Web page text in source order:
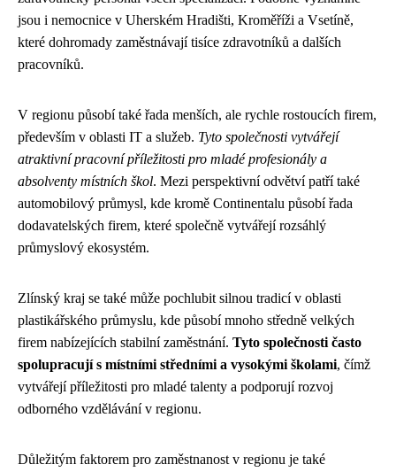
jsou i nemocnice v Uherském Hradišti, Kroměříži a Vsetíně,
které dohromady zaměstnávají tisíce zdravotníků a dalších
pracovníků.
V regionu působí také řada menších, ale rychle rostoucích firem,
především v oblasti IT a služeb. Tyto společnosti vytvářejí
atraktivní pracovní příležitosti pro mladé profesionály a
absolventy místních škol. Mezi perspektivní odvětví patří také
automobilový průmysl, kde kromě Continentalu působí řada
dodavatelských firem, které společně vytvářejí rozsáhlý
průmyslový ekosystém.
Zlínský kraj se také může pochlubit silnou tradicí v oblasti
plastikářského průmyslu, kde působí mnoho středně velkých
firem nabízejících stabilní zaměstnání. Tyto společnosti často
spolupracují s místními středními a vysokými školami, čímž
vytvářejí příležitosti pro mladé talenty a podporují rozvoj
odborného vzdělávání v regionu.
Důležitým faktorem pro zaměstnanost v regionu je také